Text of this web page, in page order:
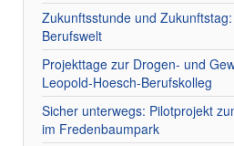
Zukunftsstunde und
Berufswelt
Projekttage zur Drogen- und
Leopold-Hoesch-Berufskolleg
Sicher unterwegs: Pilotprojekt
im Fredenbaumpark